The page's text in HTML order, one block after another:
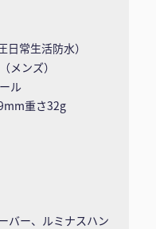
日常生活防水）
メンズ）
ル
重さ32g
バー、ルミナスハン